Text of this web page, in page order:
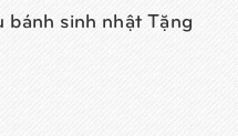
bánh sinh nhật Tặng